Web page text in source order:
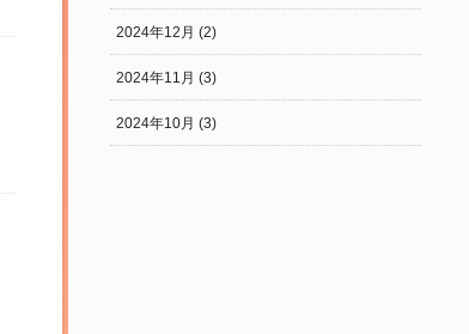
2024年12月 (2)
2024年11月 (3)
2024年10月 (3)